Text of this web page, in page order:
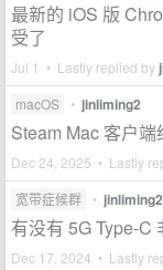
最新的 iOS 版
受了
Jul 1 • Lastly replied by
macOS • jinliming2
Steam Mac 客户
Dec 24, 2025 • Lastly
宽带症候群 • jinliming2
有没有 5G Type-C
Dec 17, 2024 • Lastly